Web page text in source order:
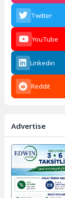
Twitter
YouTube
Linkedin
Reddit
Advertise